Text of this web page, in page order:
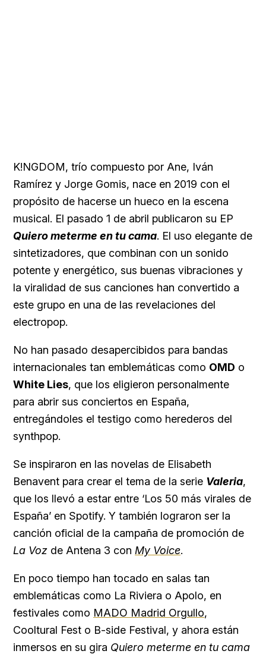
K!NGDOM, trío compuesto por Ane, Iván
Ramírez y Jorge Gomis, nace en 2019 con el
propósito de hacerse un hueco en la escena
musical. El pasado 1 de abril publicaron su EP
Quiero meterme en tu cama. El uso elegante de
sintetizadores, que combinan con un sonido
potente y energético, sus buenas vibraciones y
la viralidad de sus canciones han convertido a
este grupo en una de las revelaciones del
electropop.
No han pasado desapercibidos para bandas
internacionales tan emblemáticas como OMD o
White Lies, que los eligieron personalmente
para abrir sus conciertos en España,
entregándoles el testigo como herederos del
synthpop.
Se inspiraron en las novelas de Elisabeth
Benavent para crear el tema de la serie Valeria,
que los llevó a estar entre ‘Los 50 más virales de
España’ en Spotify. Y también lograron ser la
canción oficial de la campaña de promoción de
La Voz de Antena 3 con My Voice.
En poco tiempo han tocado en salas tan
emblemáticas como La Riviera o Apolo, en
festivales como MADO Madrid Orgullo,
Cooltural Fest o B-side Festival, y ahora están
inmersos en su gira Quiero meterme en tu cama